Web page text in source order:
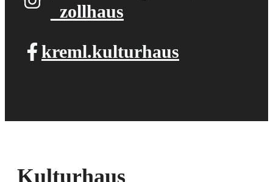
_zollhaus
kreml.kulturhaus
Kulturhaus